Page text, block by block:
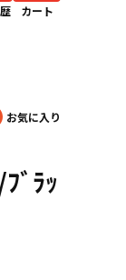
カート
ﾞﾗｯ